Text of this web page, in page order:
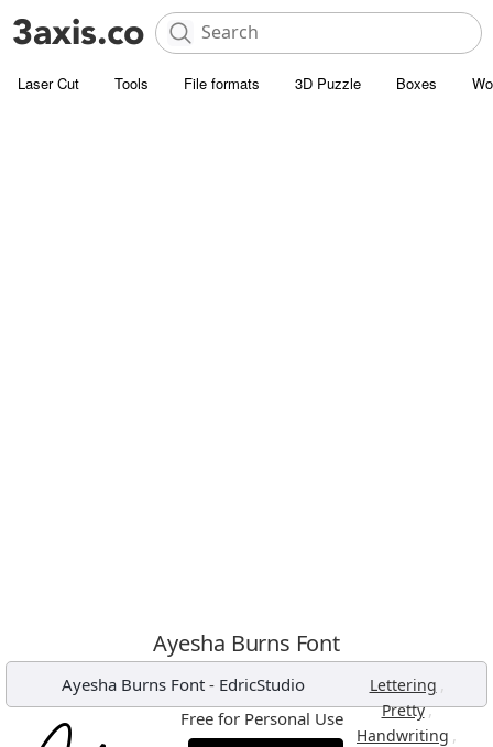
Laser Cut Tools File formats 3D Puzzle Boxes
Ayesha Burns Font
Ayesha Burns Font - EdricStudio Lettering ,
Pretty,
Handwriting ,
Free for Personal Use